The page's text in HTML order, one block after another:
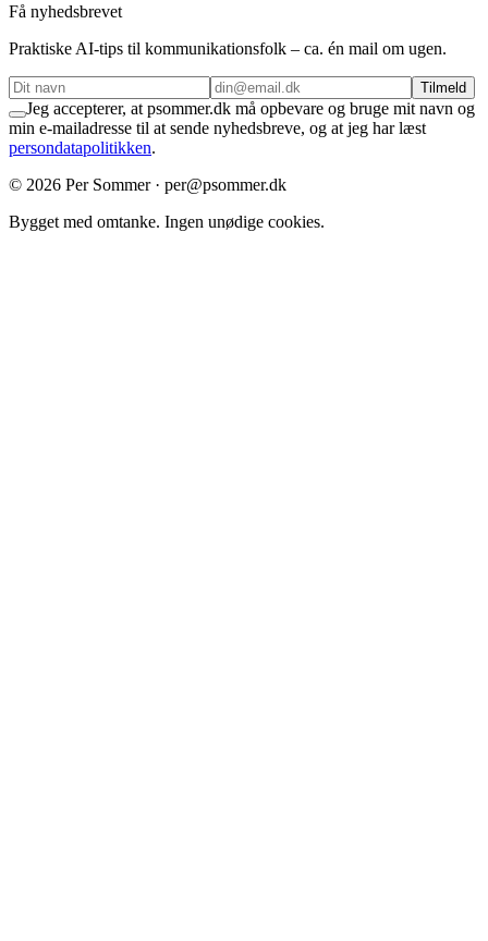
Få nyhedsbrevet
Praktiske AI-tips til kommunikationsfolk – ca. én mail om ugen.
Tilmeld
Jeg accepterer, at psommer.dk må opbevare og bruge mit navn og
min e-mailadresse til at sende nyhedsbreve, og at jeg har læst
persondatapolitikken.
© 2026 Per Sommer · per@psommer.dk
Bygget med omtanke. Ingen unødige cookies.